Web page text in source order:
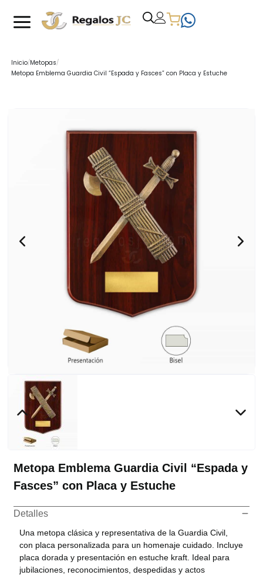
Inicio/Metopas/
Metopa Emblema Guardia Civil “Espada y Fasces” con Placa y Estuche
Metopa Emblema Guardia Civil “Espada y
Fasces” con Placa y Estuche
Detalles
Una metopa clásica y representativa de la Guardia Civil,
con placa personalizada para un homenaje cuidado. Incluye
placa dorada y presentación en estuche kraft. Ideal para
jubilaciones, reconocimientos, despedidas y actos